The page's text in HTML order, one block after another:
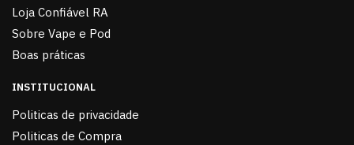
Loja Confiável RA
Sobre Vape e Pod
Boas práticas
INSTITUCIONAL
Politicas de privacidade
Politicas de Compra